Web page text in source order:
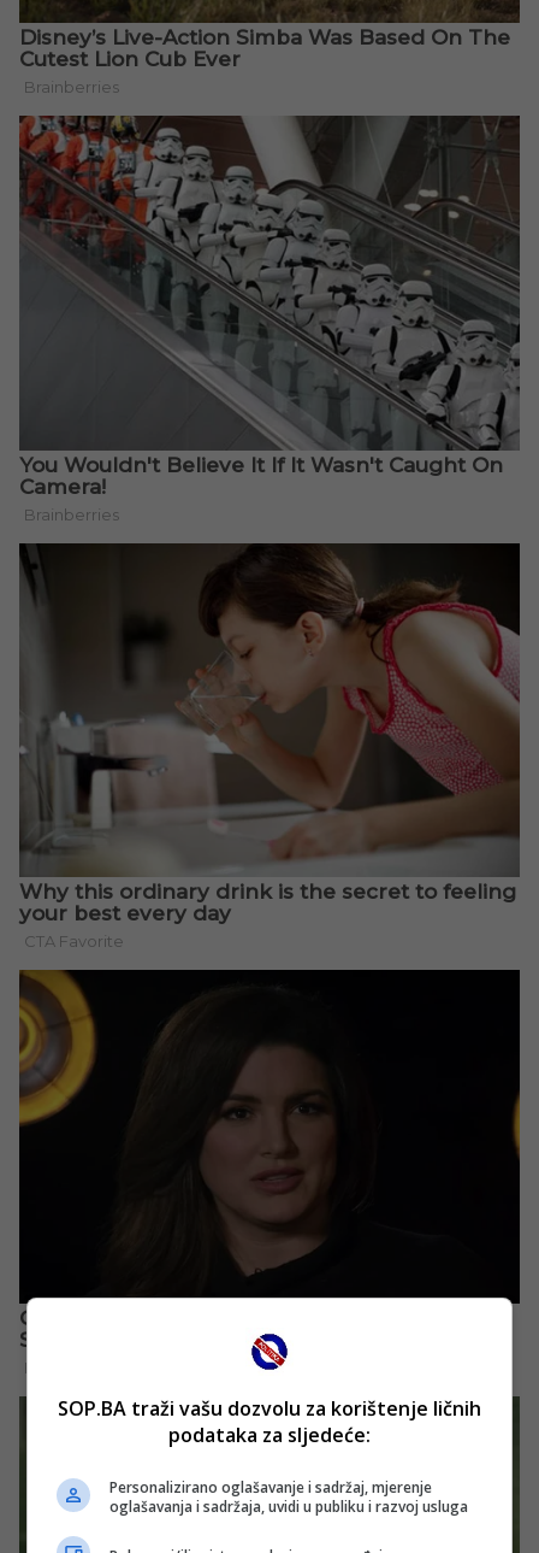
SOP.BA traži vašu dozvolu za korištenje ličnih
podataka za sljedeće:
Personalizirano oglašavanje i sadržaj, mjerenje
oglašavanja i sadržaja, uvidi u publiku i razvoj usluga